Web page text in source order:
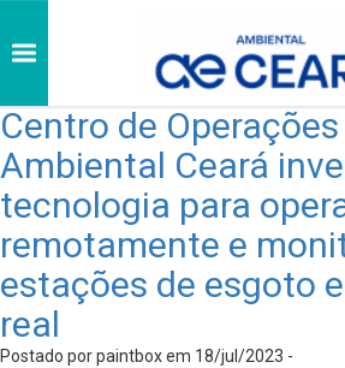
Centro de
Ambiental Ceará
tecnologia para
remotamente e
estações de esgoto
real
Postado por paintbox em 18/jul/2023 -